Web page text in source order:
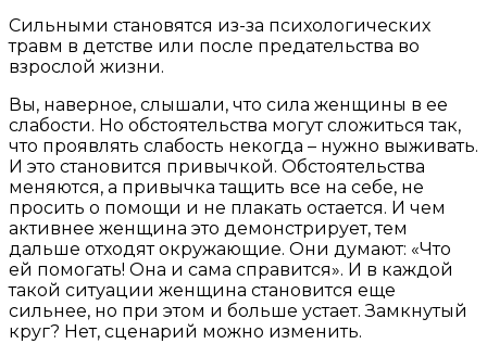
Сильными становятся из-за психологических
травм в детстве или после предательства во
взрослой жизни.
Вы, наверное, слышали, что сила женщины в ее
слабости. Но обстоятельства могут сложиться так,
что проявлять слабость некогда – нужно выживать.
И это становится привычкой. Обстоятельства
меняются, а привычка тащить все на себе, не
просить о помощи и не плакать остается. И чем
активнее женщина это демонстрирует, тем
дальше отходят окружающие. Они думают: «Что
ей помогать! Она и сама справится». И в каждой
такой ситуации женщина становится еще
сильнее, но при этом и больше устает. Замкнутый
круг? Нет, сценарий можно изменить.